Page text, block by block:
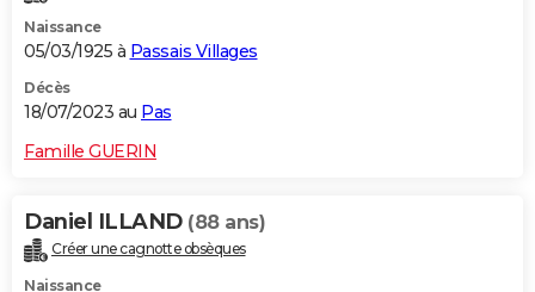
Naissance
05/03/1925 à Passais Villages
Décès
18/07/2023 au Pas
Famille GUERIN
Daniel ILLAND (88 ans)
Créer une cagnotte obsèques
Naissance